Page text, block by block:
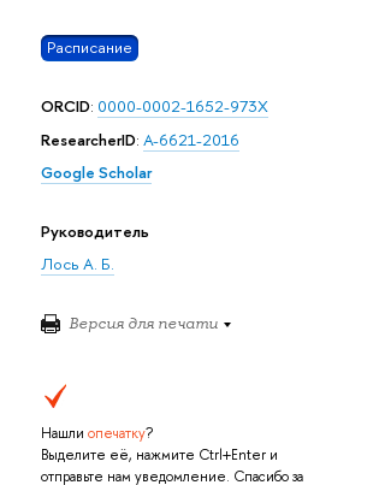
Расписание
ORCID: 0000-0002-1652-973X
ResearcherID: A-6621-2016
Google Scholar
Руководитель
Лось А. Б.
Версия для печати
Нашли опечатку?
Выделите её, нажмите Ctrl+Enter и
отправьте нам уведомление. Спасибо за